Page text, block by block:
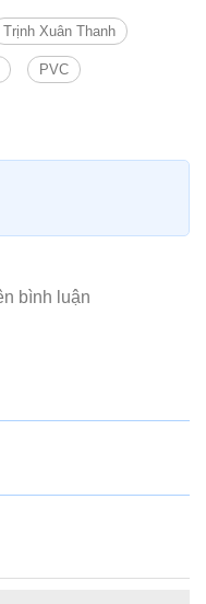
Trịnh Xuân Thanh
PVC